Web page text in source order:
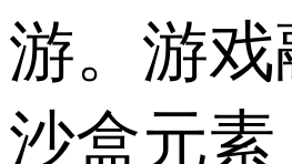
游。游戏
沙盒元